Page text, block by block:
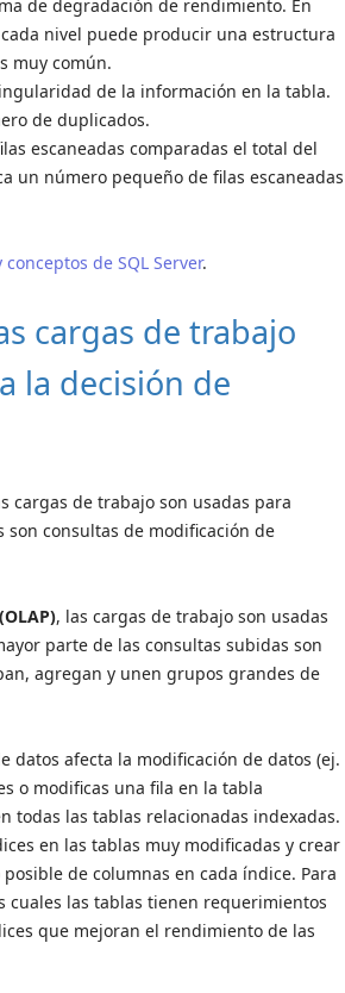
de degradación de rendimiento. En
nivel puede producir una estructura
muy común.
de la información en la tabla.
de duplicados.
escaneadas comparadas el total del
un número pequeño de filas escaneadas
de SQL Server.
cargas de trabajo
la decisión de
cargas de trabajo son usadas para
son consultas de modificación de
, las cargas de trabajo son usadas
parte de las consultas subidas son
agregan y unen grupos grandes de
datos afecta la modificación de datos (ej.
o modificas una fila en la tabla
todas las tablas relacionadas indexadas.
en las tablas muy modificadas y crear
de columnas en cada índice. Para
cuales las tablas tienen requerimientos
que mejoran el rendimiento de las